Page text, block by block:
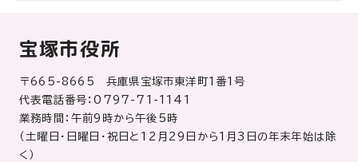
宝塚市役所
〒665-8665 兵庫県宝塚市東洋町1番1号
代表電話番号：0797-71-1141
業務時間：午前9時から午後5時
（土曜日・日曜日・祝日と12月29日から1月3日の年末年始は除
く）